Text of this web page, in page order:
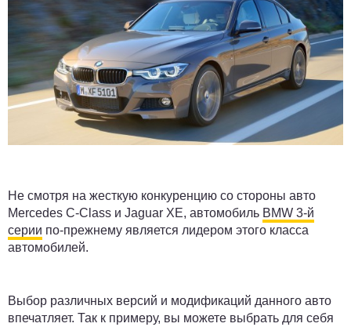
Не смотря на жесткую конкуренцию со стороны авто
Mercedes C-Class и Jaguar XE, автомобиль BMW 3-й
серии по-прежнему является лидером этого класса
автомобилей.
Выбор различных версий и модификаций данного авто
впечатляет. Так к примеру, вы можете выбрать для себя